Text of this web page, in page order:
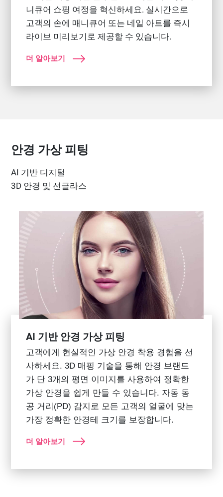
니큐어 쇼핑 여정을 혁신하세요. 실시간으로
고객의 손에 매니큐어 또는 네일 아트를 즉시
라이브 미리보기로 제공할 수 있습니다.
더 알아보기
안경 가상 피팅
AI 기반 디지털
3D 안경 및 선글라스
AI 기반 안경 가상 피팅
고객에게 현실적인 가상 안경 착용 경험을 선
사하세요. 3D 매핑 기술을 통해 안경 브랜드
가 단 3개의 평면 이미지를 사용하여 정확한
가상 안경을 쉽게 만들 수 있습니다. 자동 동
공 거리(PD) 감지로 모든 고객의 얼굴에 맞는
가장 정확한 안경테 크기를 보장합니다.
더 알아보기